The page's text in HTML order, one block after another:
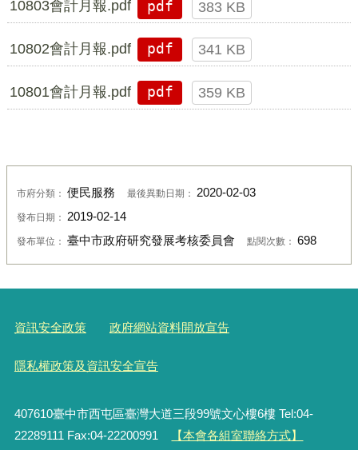
10803會計月報.pdf pdf 383 KB
10802會計月報.pdf pdf 341 KB
10801會計月報.pdf pdf 359 KB
市府分類： 便民服務 最後異動日期： 2020-02-03
發布日期： 2019-02-14
發布單位： 臺中市政府研究發展考核委員會 點閱次數： 698
資訊安全政策 政府網站資料開放宣告
隱私權政策及資訊安全宣告
407610臺中市西屯區臺灣大道三段99號文心樓6樓 Tel:04-
22289111 Fax:04-22200991
【本會各組室聯絡方式】